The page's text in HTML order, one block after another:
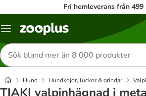
Fri hemleverans från
Katalogmeny
Sök
efter
produkter
Hund Hundkojor, luckor & grindar
TIAKI valpinhägnad i